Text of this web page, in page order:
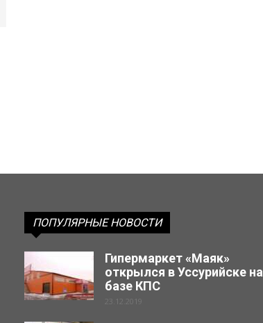
ПОПУЛЯРНЫЕ НОВОСТИ
Гипермаркет «Маяк»
открылся в Уссурийске на
базе КПС
23.12.2019